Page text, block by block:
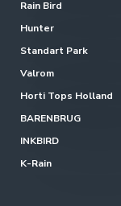
Rain Bird
Hunter
Standart Park
Valrom
Horti Tops Holland
BARENBRUG
INKBIRD
K-Rain